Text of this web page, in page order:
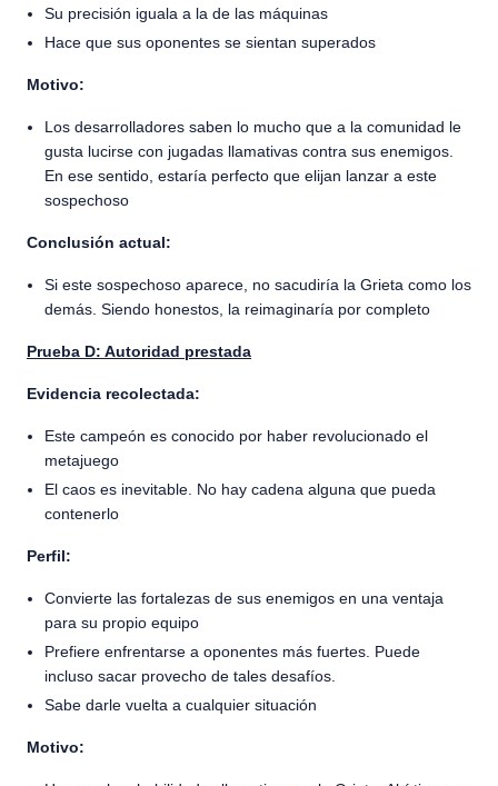
Su precisión iguala a la de las máquinas
Hace que sus oponentes se sientan superados
Motivo:
Los desarrolladores saben lo mucho que a la comunidad le
gusta lucirse con jugadas llamativas contra sus enemigos.
En ese sentido, estaría perfecto que elijan lanzar a este
sospechoso
Conclusión actual:
Si este sospechoso aparece, no sacudiría la Grieta como los
demás. Siendo honestos, la reimaginaría por completo
Prueba D: Autoridad prestada
Evidencia recolectada:
Este campeón es conocido por haber revolucionado el
metajuego
El caos es inevitable. No hay cadena alguna que pueda
contenerlo
Perfil:
Convierte las fortalezas de sus enemigos en una ventaja
para su propio equipo
Prefiere enfrentarse a oponentes más fuertes. Puede
incluso sacar provecho de tales desafíos.
Sabe darle vuelta a cualquier situación
Motivo: